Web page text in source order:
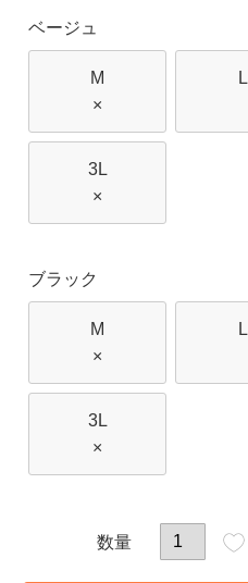
ベージュ
M
×
L
3L
×
ブラック
M
×
L
3L
×